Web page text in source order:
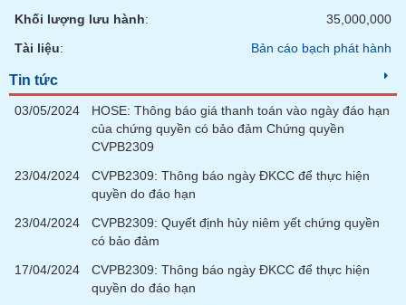
Khối lượng lưu hành:
35,000,000
Tài liệu: Bản cáo bạch phát hành
Tin tức
03/05/2024
HOSE: Thông báo giá thanh toán vào ngày đáo hạn
của chứng quyền có bảo đảm Chứng quyền
CVPB2309
23/04/2024
CVPB2309: Thông báo ngày ĐKCC để thực hiện
quyền do đáo hạn
23/04/2024
CVPB2309: Quyết định hủy niêm yết chứng quyền
có bảo đảm
17/04/2024
CVPB2309: Thông báo ngày ĐKCC để thực hiện
quyền do đáo hạn
chính